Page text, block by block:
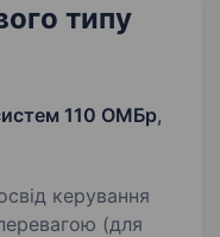
типу
110 ОМБр,
(для